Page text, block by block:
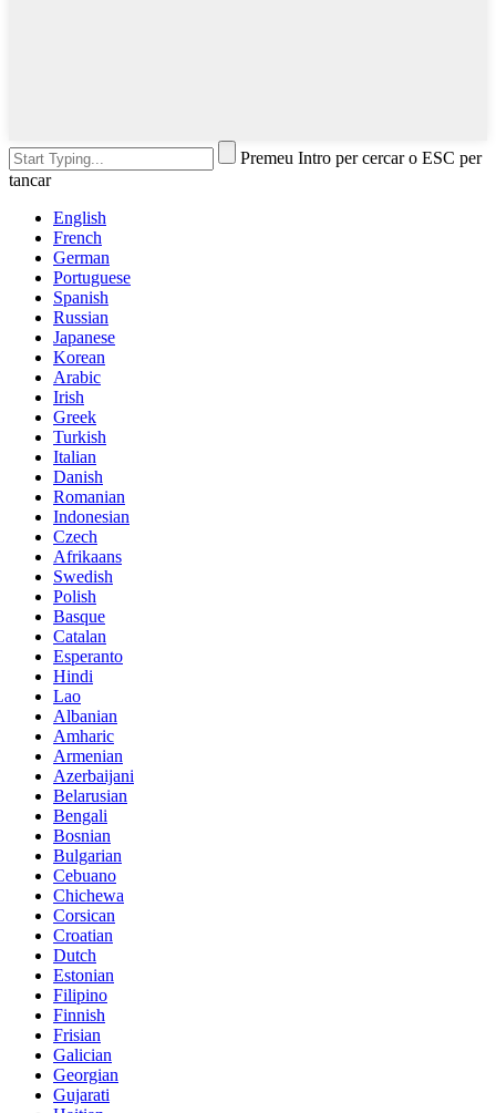
Premeu Intro per cercar o ESC per
tancar
English
French
German
Portuguese
Spanish
Russian
Japanese
Korean
Arabic
Irish
Greek
Turkish
Italian
Danish
Romanian
Indonesian
Czech
Afrikaans
Swedish
Polish
Basque
Catalan
Esperanto
Hindi
Lao
Albanian
Amharic
Armenian
Azerbaijani
Belarusian
Bengali
Bosnian
Bulgarian
Cebuano
Chichewa
Corsican
Croatian
Dutch
Estonian
Filipino
Finnish
Frisian
Galician
Georgian
Gujarati